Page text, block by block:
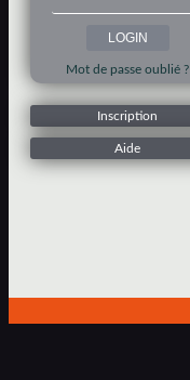
Mot de passe oublié ?
Inscription
Aide